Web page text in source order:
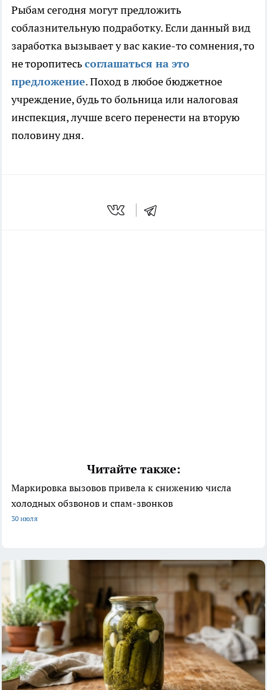
Рыбам сегодня могут предложить
соблазнительную подработку. Если данный вид
заработка вызывает у вас какие-то сомнения, то
не торопитесьсоглашаться на это
предложение. Поход в любое бюджетное
учреждение, будь то больница или налоговая
инспекция, лучше всего перенести на вторую
половину дня.
Читайте также:
Маркировка вызовов привела к снижению числа
холодных обзвонов и спам-звонков
30 июля